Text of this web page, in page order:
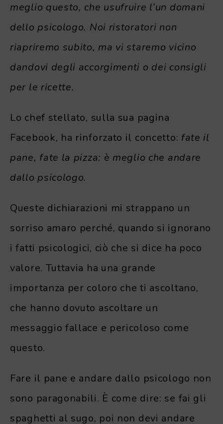
meglio questo, che usufruire l’un domani
dello psicologo. Noi ristoratori non
riapriremo subito, ma vi staremo vicino
dandovi degli accorgimenti o dei consigli
per le ricette.
Lo chef stellato, sulla sua pagina
Facebook, ha rinforzato il concetto: fate il
pane, fate la pizza: è meglio che andare
dallo psicologo.
Queste dichiarazioni mi strappano un
sorriso amaro perché, quando si ignorano
i fatti psicologici, ciò che si dice ha poco
valore. Tuttavia ha una grande
importanza per coloro che ti ascoltano,
che hanno dovuto ascoltare un
messaggio fallace e pericoloso come
questo.
Fare il pane e andare dallo psicologo non
sono paragonabili. È come dire: se fai gli
spaghetti al sugo, poi non devi andare